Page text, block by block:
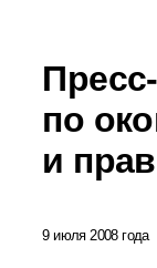
по
и
9 июля 2008 года